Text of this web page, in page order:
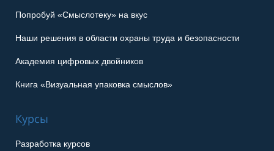
Попробуй «Смыслотеку» на вкус
Наши решения в области охраны труда и безопасности
Академия цифровых двойников
Книга «Визуальная упаковка смыслов»
Курсы
Разработка курсов